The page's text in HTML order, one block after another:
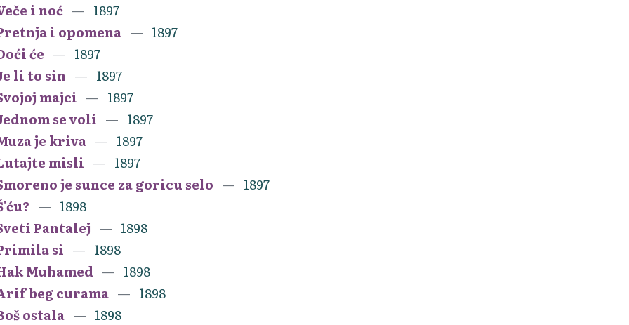
i noć
1897
i opomena
1897
će
1897
li to sin
1897
majci
1897
se voli
1897
je kriva
1897
misli
1897
je sunce za goricu selo
1897
1898
Pantalej
1898
si
1898
Muhamed
1898
beg curama
1898
ostala
1898